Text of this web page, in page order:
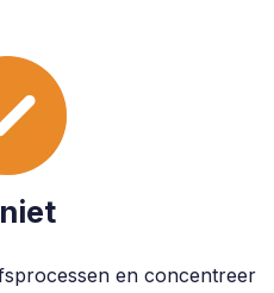
en concentreer